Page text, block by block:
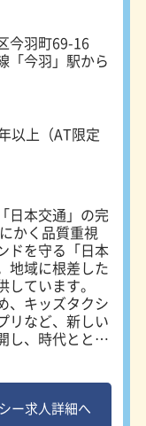
証します。
年収624万円
実績はしっか
柔軟シ
勤ありを選べ
相談にも柔軟
仕事の様子を
す。
今羽町69-16
「今羽」駅から
以上（AT限定
あり）
本交通」の完
く品質重視
ドを守る「日本
地域に根差した
ています。
、キッズタクシ
リなど、新しい
し、時代ととも
【9割の
！60歳以上大
ー求人詳細へ